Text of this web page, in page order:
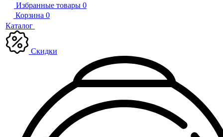
Избранные товары 0
Корзина 0
Каталог
Скидки